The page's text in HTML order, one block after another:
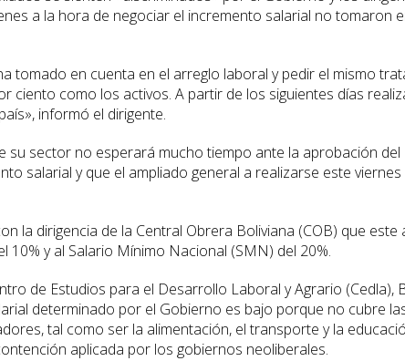
a la hora de negociar el incremento salarial no tomaron
tomado en cuenta en el arreglo laboral y pedir el mismo
ciento como los activos. A partir de los siguientes días
informó el dirigente.
su sector no esperará mucho tiempo ante la aprobación
salarial y que el ampliado general a realizarse este
la dirigencia de la Central Obrera Boliviana (COB) que este
10% y al Salario Mínimo Nacional (SMN) del 20%.
de Estudios para el Desarrollo Laboral y Agrario (Cedla),
determinado por el Gobierno es bajo porque no cubre
tal como ser la alimentación, el transporte y la
aplicada por los gobiernos neoliberales.